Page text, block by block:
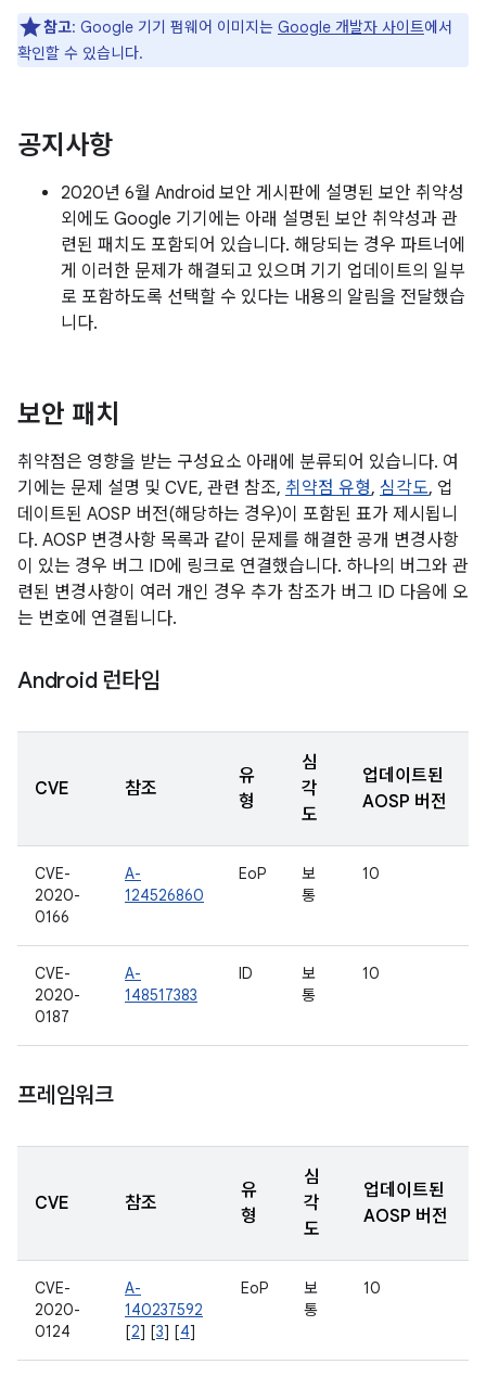
참고: Google 기기 펌웨어 이미지는 Google 개발자 사이트에서
확인할 수 있습니다.
공지사항
2020년 6월 Android 보안 게시판에 설명된 보안 취약성
외에도 Google 기기에는 아래 설명된 보안 취약성과 관
련된 패치도 포함되어 있습니다. 해당되는 경우 파트너에
게 이러한 문제가 해결되고 있으며 기기 업데이트의 일부
로 포함하도록 선택할 수 있다는 내용의 알림을 전달했습
니다.
보안 패치
취약점은 영향을 받는 구성요소 아래에 분류되어 있습니다. 여
기에는 문제 설명 및 CVE, 관련 참조, 취약점 유형, 심각도, 업
데이트된 AOSP 버전(해당하는 경우)이 포함된 표가 제시됩니
다. AOSP 변경사항 목록과 같이 문제를 해결한 공개 변경사항
이 있는 경우 버그 ID에 링크로 연결했습니다. 하나의 버그와 관
련된 변경사항이 여러 개인 경우 추가 참조가 버그 ID 다음에 오
는 번호에 연결됩니다.
Android 런타임
CVE 참조
유
형
심
각
도
업데이트된
AOSP 버전
CVE-
2020-
0166
A-
124526860
EoP
보
통
10
CVE-
2020-
0187
A-
148517383
ID
보
통
10
프레임워크
CVE 참조
유
형
심
각
도
업데이트된
AOSP 버전
CVE-
2020-
0124
A-
140237592
[2] [3] [4]
EoP
보
통
10